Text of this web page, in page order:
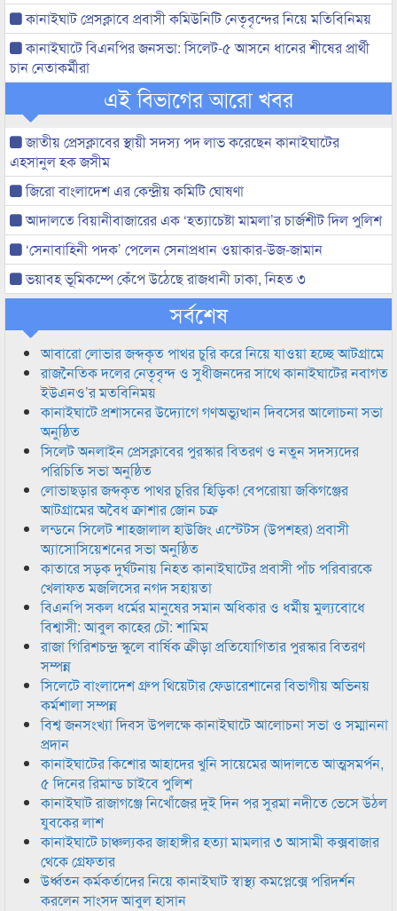
কানাইঘাট প্রেসক্লাবে প্রবাসী কমিউনিটি নেতৃবৃন্দের নিয়ে মতিবিনিময়
কানাইঘাটে বিএনপির জনসভা: সিলেট-৫ আসনে ধানের শীষের প্রার্থী
চান নেতাকর্মীরা
এই বিভাগের আরো খবর
জাতীয় প্রেসক্লাবের স্থায়ী সদস্য পদ লাভ করেছেন কানাইঘাটের
এহসানুল হক জসীম
জিরো বাংলাদেশ এর কেন্দ্রীয় কমিটি ঘোষণা
আদালতে বিয়ানীবাজারের এক ‘হত্যাচেষ্টা মামলা’র চার্জশীট দিল পুলিশ
‘সেনাবাহিনী পদক’ পেলেন সেনাপ্রধান ওয়াকার-উজ-জামান
ভয়াবহ ভূমিকম্পে কেঁপে উঠেছে রাজধানী ঢাকা, নিহত ৩
সর্বশেষ
আবারো লোভার জব্দকৃত পাথর চুরি করে নিয়ে যাওয়া হচ্ছে আটগ্রামে
রাজনৈতিক দলের নেতৃবৃন্দ ও সুধীজনদের সাথে কানাইঘাটের নবাগত
ইউএনও’র মতবিনিময়
কানাইঘাটে প্রশাসনের উদ্যোগে গণঅভ্যুত্থান দিবসের আলোচনা সভা
অনুষ্ঠিত
সিলেট অনলাইন প্রেসক্লাবের পুরস্কার বিতরণ ও নতুন সদস্যদের
পরিচিতি সভা অনুষ্ঠিত
লোভাছড়ার জব্দকৃত পাথর চুরির হিড়িক! বেপরোয়া জকিগঞ্জের
আটগ্রামের অবৈধ ক্রাশার জোন চক্র
লন্ডনে সিলেট শাহজালাল হাউজিং এস্টেটস (উপশহর) প্রবাসী
অ্যাসোসিয়েশনের সভা অনুষ্ঠিত
কাতারে সড়ক দুর্ঘটনায় নিহত কানাইঘাটের প্রবাসী পাঁচ পরিবারকে
খেলাফত মজলিসের নগদ সহায়তা
বিএনপি সকল ধর্মের মানুষের সমান অধিকার ও ধর্মীয় মুল্যবোধে
বিশ্বাসী: আবুল কাহের চৌ: শামিম
রাজা গিরিশচন্দ্র স্কুলে বার্ষিক ক্রীড়া প্রতিযোগিতার পুরস্কার বিতরণ
সম্পন্ন
সিলেটে বাংলাদেশ গ্রুপ থিয়েটার ফেডারেশানের বিভাগীয় অভিনয়
কর্মশালা সম্পন্ন
বিশ্ব জনসংখ্যা দিবস উপলক্ষে কানাইঘাটে আলোচনা সভা ও সম্মাননা
প্রদান
কানাইঘাটের কিশোর আহাদের খুনি সায়েমের আদালতে আত্মসমর্পন,
৫ দিনের রিমান্ড চাইবে পুলিশ
কানাইঘাট রাজাগঞ্জে নিখোঁজের দুই দিন পর সুরমা নদীতে ভেসে উঠল
যুবকের লাশ
কানাইঘাটে চাঞ্চল্যকর জাহাঙ্গীর হত্যা মামলার ৩ আসামী কক্সবাজার
থেকে গ্রেফতার
উর্ধ্বতন কর্মকর্তাদের নিয়ে কানাইঘাট স্বাস্থ্য কমপ্লেক্সে পরিদর্শন
করলেন সাংসদ আবুল হাসান